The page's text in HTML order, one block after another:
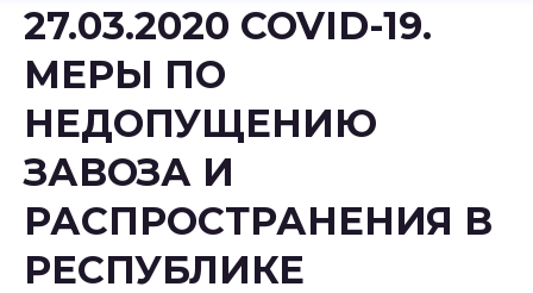
27.03.2020 COVID-19.
МЕРЫ ПО
НЕДОПУЩЕНИЮ
ЗАВОЗА И
РАСПРОСТРАНЕНИЯ В
РЕСПУБЛИКЕ